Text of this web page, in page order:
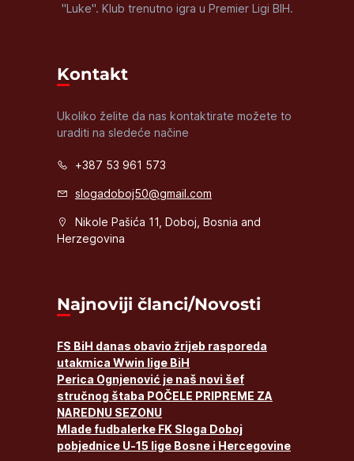
"Luke". Klub trenutno igra u Premier Ligi BIH.
Kontakt
Ukoliko želite da nas kontaktirate možete to
uraditi na sledeće načine
+387 53 961 573
slogadoboj50@gmail.com
Nikole Pašića 11, Doboj, Bosnia and
Herzegovina
Najnoviji članci/Novosti
FS BiH danas obavio žrijeb rasporeda
utakmica Wwin lige BiH
Perica Ognjenović je naš novi šef
stručnog štaba POČELE PRIPREME ZA
NAREDNU SEZONU
Mlade fudbalerke FK Sloga Doboj
pobjednice U-15 lige Bosne i Hercegovine